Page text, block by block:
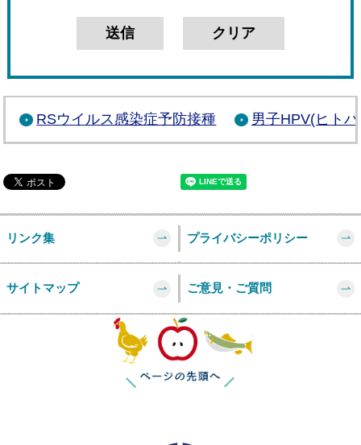
RSウイルス感染症予防接種 男子HPV(ヒト
リンク集 プライバシーポリシー
サイトマップ ご意見・ご質問